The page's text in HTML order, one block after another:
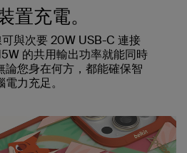
置充電。
與次要 20W USB-C 連接
的共用輸出功率就能同時
論您身在何方，都能確保智
力充足。